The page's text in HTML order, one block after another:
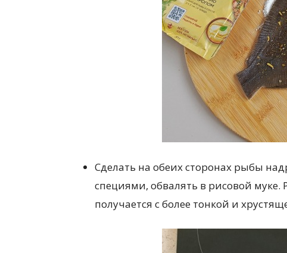
Сделать на обеих сторонах рыбы
специями, обвалять в рисовой
получается с более тонкой и